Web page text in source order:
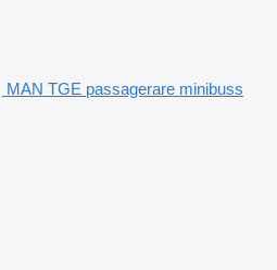
MAN TGE passagerare minibuss